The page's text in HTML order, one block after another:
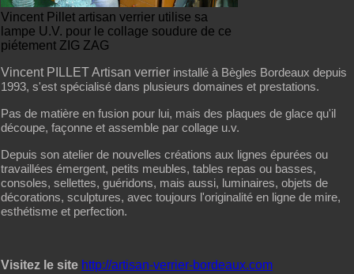
Vincent Pillet artisan verrier utilise sa
lampe U.V. pour le collage soudure de ce
piétement ZIG ZAG
Vincent PILLET Artisan verrier installé à Bègles Bordeaux depuis
1993, s'est spécialisé dans plusieurs domaines et prestations.
Pas de matière en fusion pour lui, mais des plaques de glace qu'il
découpe, façonne et assemble par collage u.v.
Depuis son atelier de nouvelles créations aux lignes épurées ou
travaillées émergent, petits meubles, tables repas ou basses,
consoles, sellettes, guéridons, mais aussi, luminaires, objets de
décorations, sculptures, avec toujours l'originalité en ligne de mire,
esthétisme et perfection.
Visitez le site http://artisan-verrier-bordeaux.com